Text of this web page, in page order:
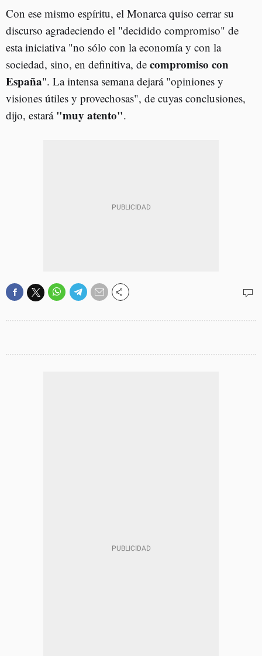
Con ese mismo espíritu, el Monarca quiso cerrar su
discurso agradeciendo el "decidido compromiso" de
esta iniciativa "no sólo con la economía y con la
sociedad, sino, en definitiva, de compromiso con
España". La intensa semana dejará "opiniones y
visiones útiles y provechosas", de cuyas conclusiones,
dijo, estará "muy atento".